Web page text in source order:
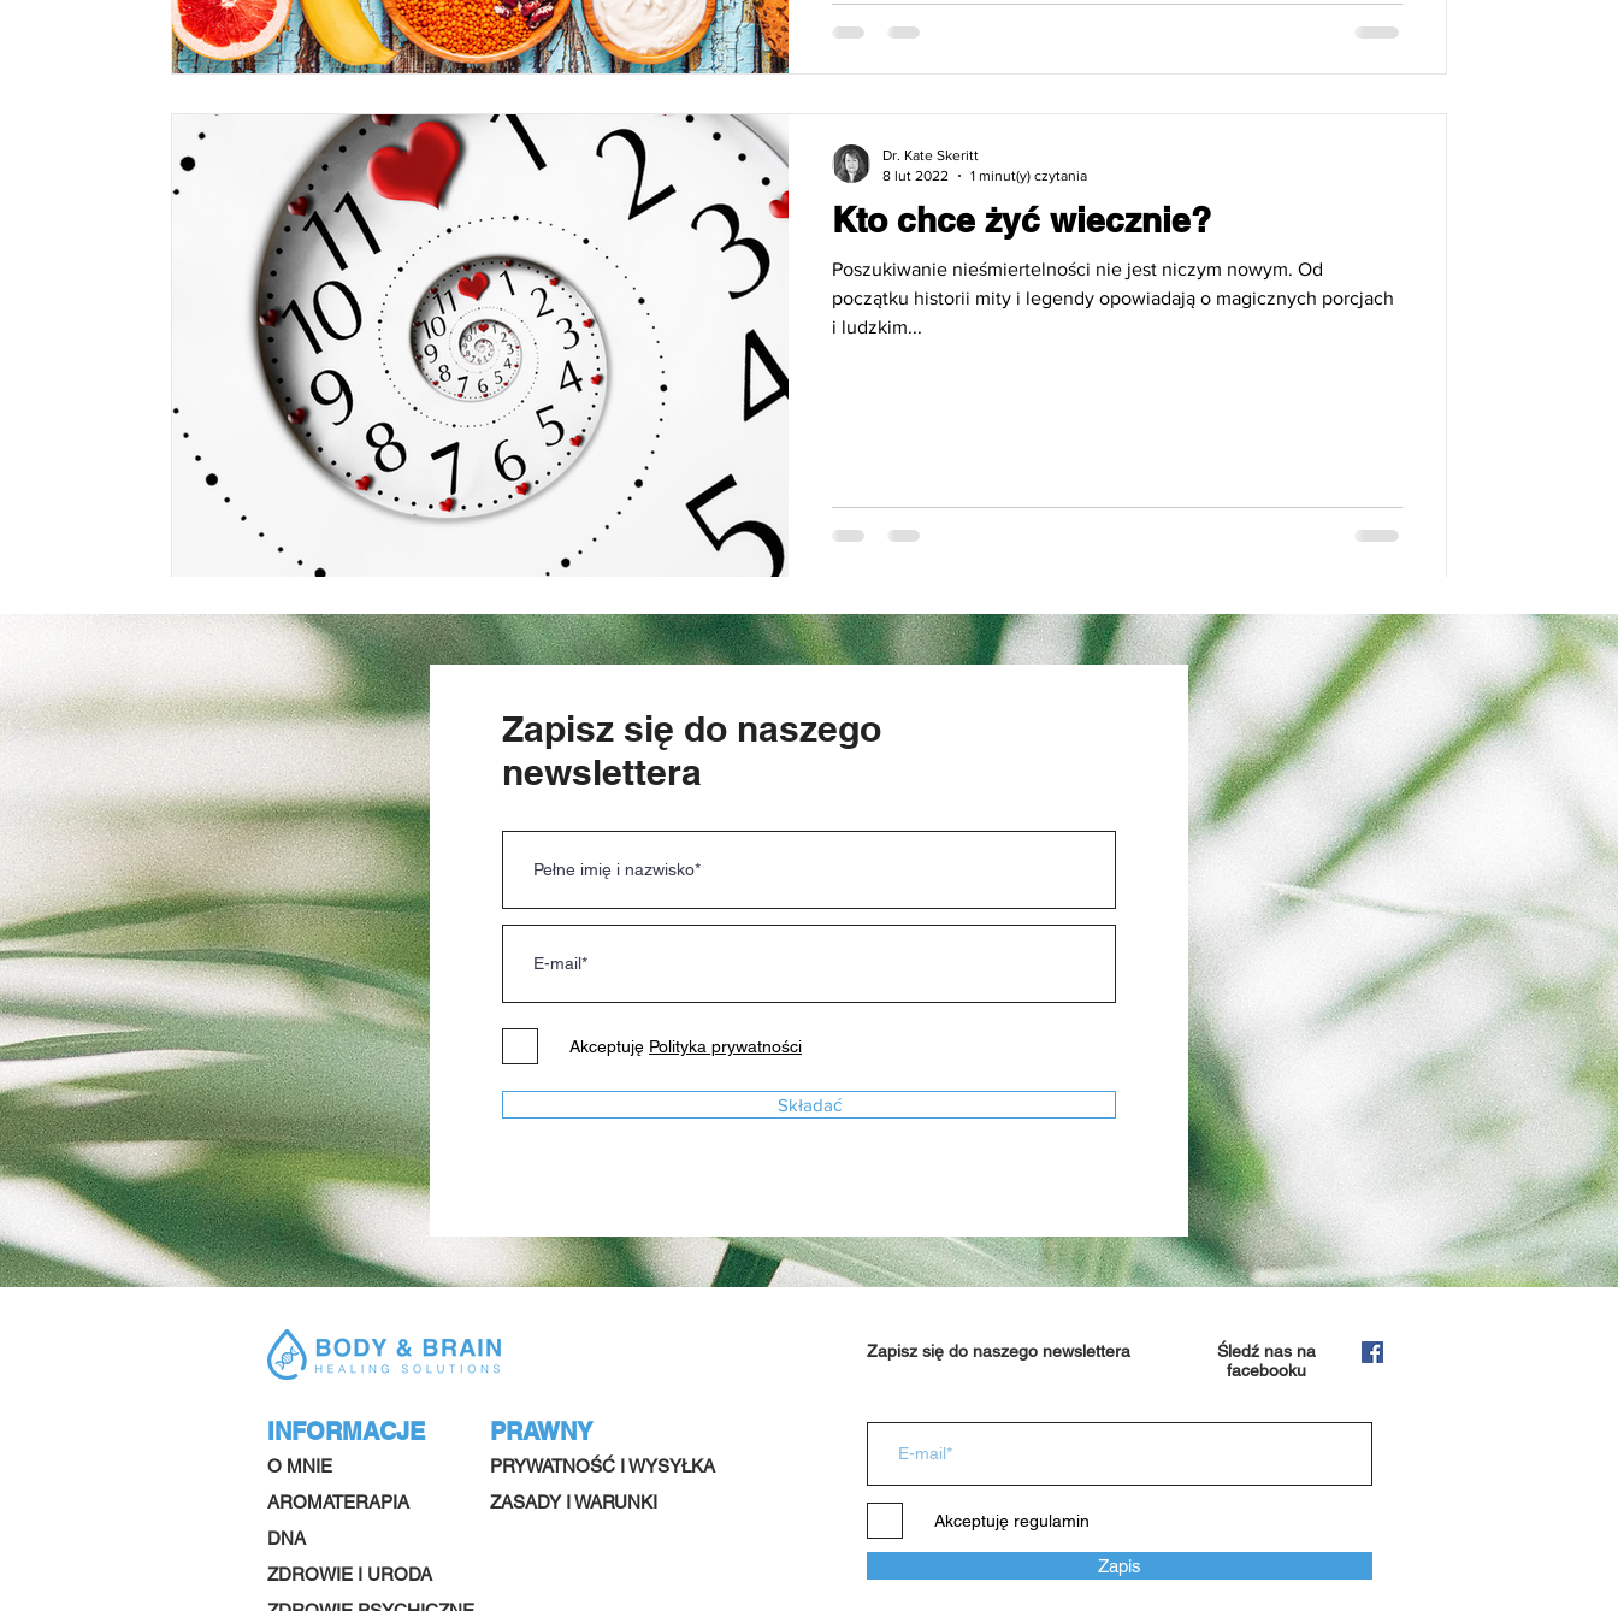
Kto chce żyć wiecznie?
Poszukiwanie nieśmiertelności nie jest niczym nowym. Od
początku historii mity i legendy opowiadają o magicznych porcjach
i ludzkim...
Dr. Kate Skeritt
8 lut 2022
1 minut(y) czytania
Zapisz się do naszego
newslettera
Akceptuję Polityka prywatności
Składać
INFORMACJE
O MNIE
AROMATERAPIA
DNA
ZDROWIE I URODA
PRAWNY
PRYWATNOŚĆ I WYSYŁKA
ZASADY I WARUNKI
Zapisz się do naszego newslettera
Śledź nas na
facebooku
Akceptuję regulamin
Zapis